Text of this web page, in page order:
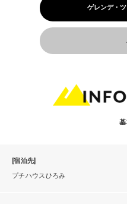
ゲレンデ・
[宿泊先]
プチハウスひろみ